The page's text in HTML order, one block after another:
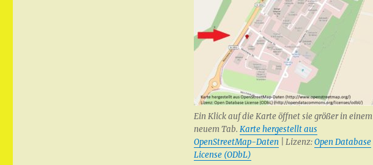
Ein Klick auf die Karte öffnet sie größer in einem
neuem Tab. Karte hergestellt aus
OpenStreetMap-Daten| Lizenz:Open Database
License (ODbL)